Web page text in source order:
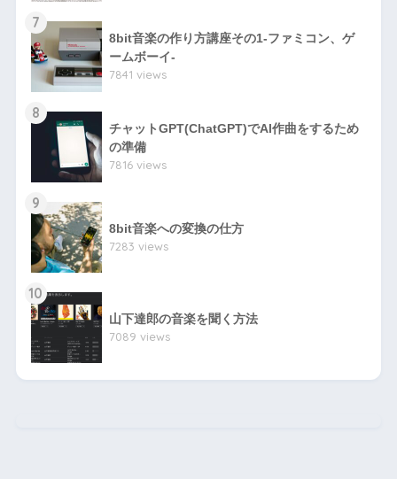
7
8bit音楽の作り方講座その1-ファミコン、ゲ
ームボーイ-
7841 views
8
チャットGPT(ChatGPT)でAI作曲をするため
の準備
7816 views
9
8bit音楽への変換の仕方
7283 views
10
山下達郎の音楽を聞く方法
7089 views